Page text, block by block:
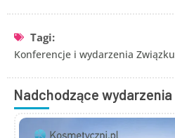
Tagi:
Konferencje i wydarzenia Związku
Nadchodzące wydarzenia